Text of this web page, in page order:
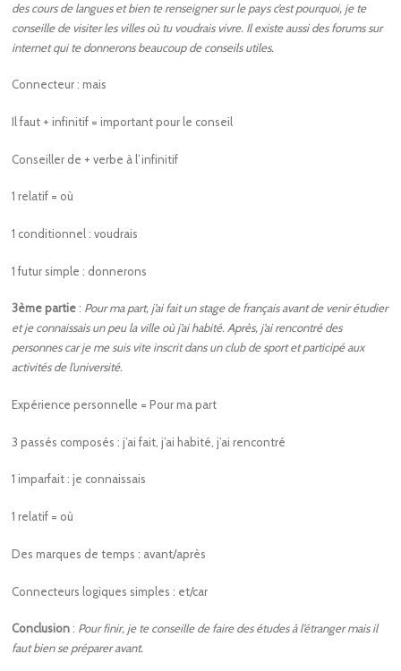
des cours de langues et bien te renseigner sur le pays c’est pourquoi, je te
conseille de visiter les villes où tu voudrais vivre. Il existe aussi des forums sur
internet qui te donnerons beaucoup de conseils utiles.
Connecteur : mais
Il faut + infinitif = important pour le conseil
Conseiller de + verbe à l’infinitif
1 relatif = où
1 conditionnel : voudrais
1 futur simple : donnerons
3ème partie: Pour ma part, j’ai fait un stage de français avant de venir étudier
et je connaissais un peu la ville où j’ai habité. Après, j’ai rencontré des
personnes car je me suis vite inscrit dans un club de sport et participé aux
activités de l’université.
Expérience personnelle = Pour ma part
3 passés composés : j’ai fait, j’ai habité, j’ai rencontré
1 imparfait : je connaissais
1 relatif = où
Des marques de temps : avant/après
Connecteurs logiques simples : et/car
Conclusion: Pour finir, je te conseille de faire des études à l’étranger mais il
faut bien se préparer avant.